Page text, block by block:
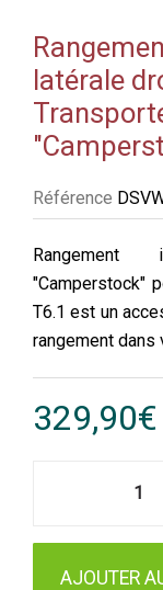
latérale
Référence
"Camperstock"
T6.1 est un
rangement dans
329,90€
AJOUTER